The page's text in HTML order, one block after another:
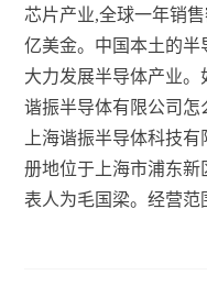
芯片产业,全球一年销
亿美金。中国本土的
大力发展半导体产业。
谐振半导体有限公司怎
上海谐振半导体科技
册地位于上海市浦东新
表人为毛国梁。经营范